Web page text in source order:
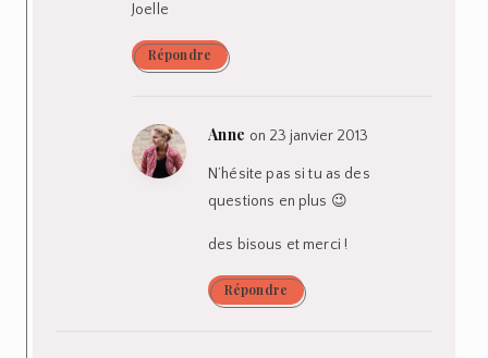
Joelle
Répondre
Anne on 23 janvier 2013
N’hésite pas si tu as des
questions en plus 😉
des bisous et merci !
Répondre